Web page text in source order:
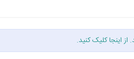
از اینجاکلیک کنید.